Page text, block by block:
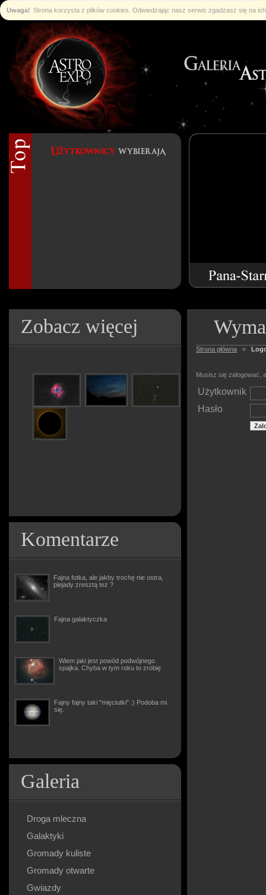
Uwaga! Strona korzysta z plików cookies. Odwiedzając nasz serwis zgadzasz się na
Zobacz więcej
Komentarze
Fajna fotka, ale jakby trochę nie ostra,
plejady zresztą też ?
Fajna galaktyczka
Wiem jaki jest powód podwójnego
spajka. Chyba w tym roku to zrobię
Fajny fajny taki "mięciutki" :) Podoba mi
się.
Galeria
Droga mleczna
Galaktyki
Gromady kuliste
Gromady otwarte
Gwiazdy
Strona główna »
Musisz się zalogować,
Użytkownik
Hasło